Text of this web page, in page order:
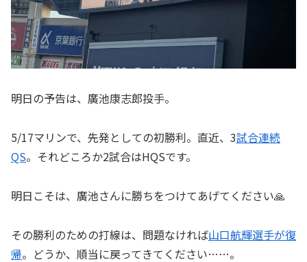
明日の予告は、廣池康志郎投手。
5/17マリンで、先発としての初勝利。直近、3試合連続
QS。それどころか2試合はHQSです。
明日こそは、廣池さんに勝ちをつけてあげてください🙏
その勝利のための打線は、問題なければ山口航輝選手が復
帰。どうか、順当に戻ってきてください……。